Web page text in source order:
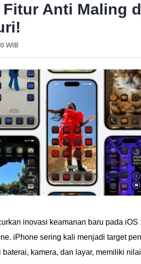
Anti Maling
WIB
inovasi keamanan baru pada
iPhone sering kali menjadi target
baterai, kamera, dan layar, memiliki